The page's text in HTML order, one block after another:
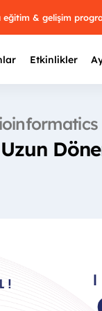
eğitim & gelişim
Etkinlikler